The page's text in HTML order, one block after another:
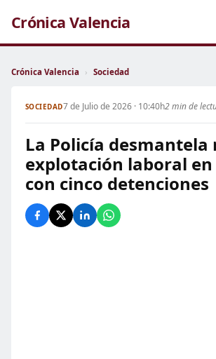
Crónica Valencia
Crónica Valencia › Sociedad
SOCIEDAD7 de Julio de 2026 · 10:40h2 min de
La Policía desmantela
explotación laboral
con cinco detenciones